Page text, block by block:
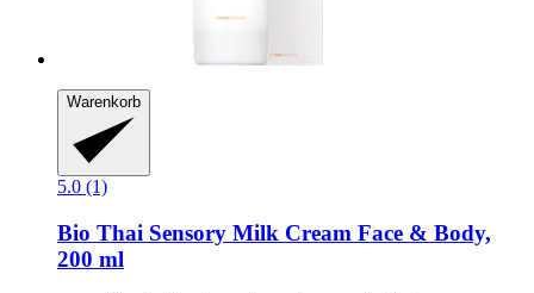
Warenkorb
5.0 (1)
Bio Thai Sensory Milk Cream Face & Body,
200 ml